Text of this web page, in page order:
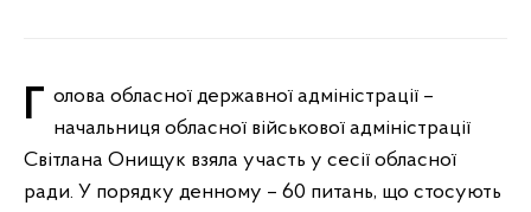
Голова обласної державної адміністрації – начальниця обласної військової адміністрації
Світлана Онищук взяла участь у сесії обласної
ради. У порядку денному – 60 питань, що стосують